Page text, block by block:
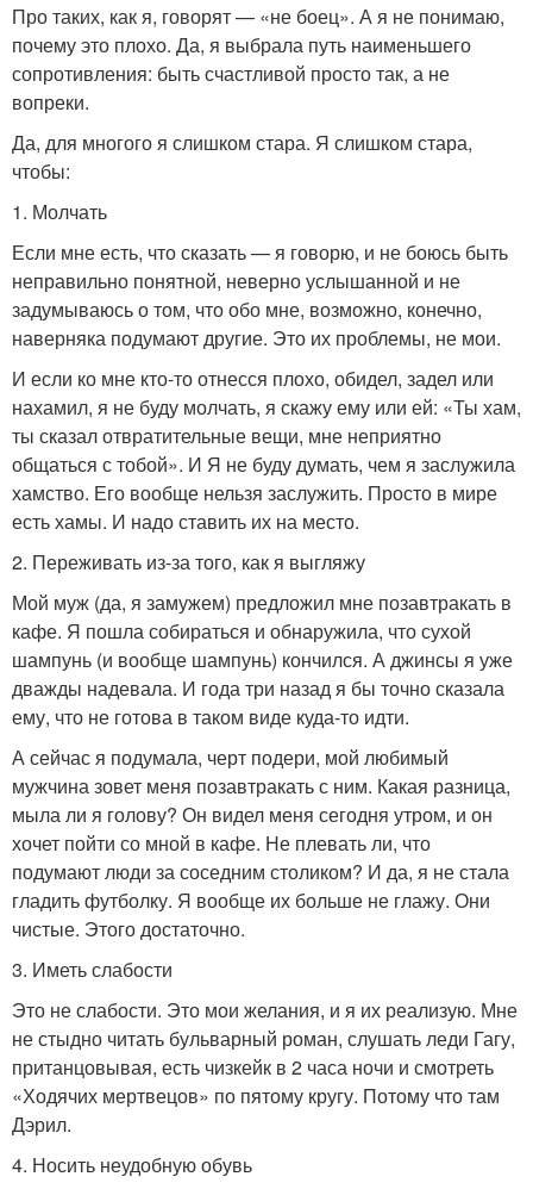
Про таких, как я, говорят — «не боец». А я не понимаю,
почему это плохо. Да, я выбрала путь наименьшего
сопротивления: быть счастливой просто так, а не
вопреки.
Да, для многого я слишком стара. Я слишком стара,
чтобы:
1. Молчать
Если мне есть, что сказать — я говорю, и не боюсь быть
неправильно понятной, неверно услышанной и не
задумываюсь о том, что обо мне, возможно, конечно,
наверняка подумают другие. Это их проблемы, не мои.
И если ко мне кто-то отнесся плохо, обидел, задел или
нахамил, я не буду молчать, я скажу ему или ей: «Ты хам,
ты сказал отвратительные вещи, мне неприятно
общаться с тобой». И Я не буду думать, чем я заслужила
хамство. Его вообще нельзя заслужить. Просто в мире
есть хамы. И надо ставить их на место.
2. Переживать из-за того, как я выгляжу
Мой муж (да, я замужем) предложил мне позавтракать в
кафе. Я пошла собираться и обнаружила, что сухой
шампунь (и вообще шампунь) кончился. А джинсы я уже
дважды надевала. И года три назад я бы точно сказала
ему, что не готова в таком виде куда-то идти.
А сейчас я подумала, черт подери, мой любимый
мужчина зовет меня позавтракать с ним. Какая разница,
мыла ли я голову? Он видел меня сегодня утром, и он
хочет пойти со мной в кафе. Не плевать ли, что
подумают люди за соседним столиком? И да, я не стала
гладить футболку. Я вообще их больше не глажу. Они
чистые. Этого достаточно.
3. Иметь слабости
Это не слабости. Это мои желания, и я их реализую. Мне
не стыдно читать бульварный роман, слушать леди Гагу,
пританцовывая, есть чизкейк в 2 часа ночи и смотреть
«Ходячих мертвецов» по пятому кругу. Потому что там
Дэрил.
4. Носить неудобную обувь